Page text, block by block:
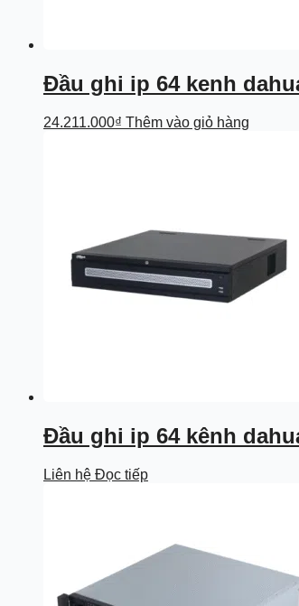
Đầu ghi ip 64 kenh
24.211.000₫ Thêm vào giỏ hàng
Đầu ghi ip 64 kênh
Liên hệ Đọc tiếp